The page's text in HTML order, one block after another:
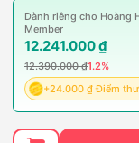
Dành riêng cho Hoàng
Member
12.241.000 ₫
12.390.000 ₫1.2%
+24.000 ₫ Điểm